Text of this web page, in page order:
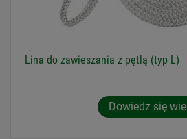
Lina do zawieszania z pętlą (typ L)
Dowiedz się